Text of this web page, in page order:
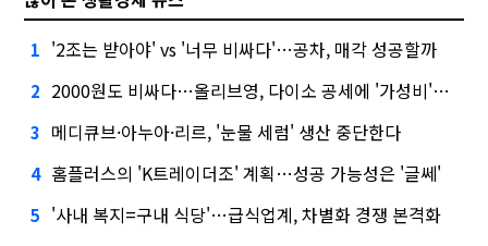
1 '2조는 받아야' vs '너무 비싸다'…공차, 매각 성공할까
2 2000원도 비싸다…올리브영, 다이소 공세에 '가성비'로 맞불
3 메디큐브·아누아·리르, '눈물 세럼' 생산 중단한다
4 홈플러스의 'K트레이더조' 계획…성공 가능성은 '글쎄'
5 '사내 복지=구내 식당'…급식업계, 차별화 경쟁 본격화